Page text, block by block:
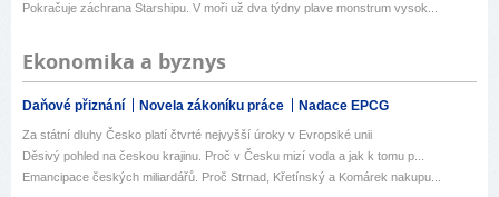
Pokračuje záchrana Starshipu. V moři už dva týdny plave monstrum vysok...
Ekonomika a byznys
Daňové přiznání Novela zákoníku práce Nadace EPCG
Za státní dluhy Česko platí čtvrté nejvyšší úroky v Evropské unii
Děsivý pohled na českou krajinu. Proč v Česku mizí voda a jak k tomu p...
Emancipace českých miliardářů. Proč Strnad, Křetínský a Komárek nakupu...